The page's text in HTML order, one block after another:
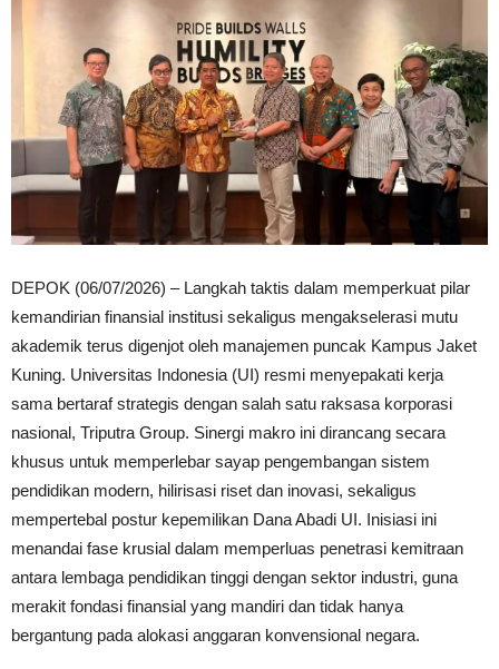
DEPOK (06/07/2026) – Langkah taktis dalam memperkuat pilar
kemandirian finansial institusi sekaligus mengakselerasi mutu
akademik terus digenjot oleh manajemen puncak Kampus Jaket
Kuning. Universitas Indonesia (UI) resmi menyepakati kerja
sama bertaraf strategis dengan salah satu raksasa korporasi
nasional, Triputra Group. Sinergi makro ini dirancang secara
khusus untuk memperlebar sayap pengembangan sistem
pendidikan modern, hilirisasi riset dan inovasi, sekaligus
mempertebal postur kepemilikan Dana Abadi UI. Inisiasi ini
menandai fase krusial dalam memperluas penetrasi kemitraan
antara lembaga pendidikan tinggi dengan sektor industri, guna
merakit fondasi finansial yang mandiri dan tidak hanya
bergantung pada alokasi anggaran konvensional negara.